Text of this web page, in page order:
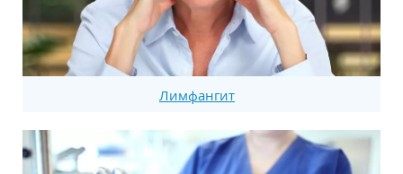
Лимфангит